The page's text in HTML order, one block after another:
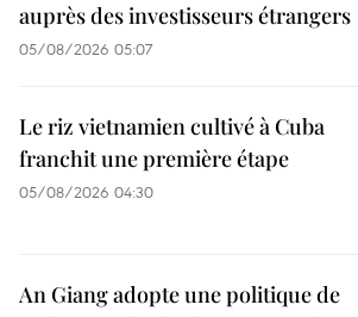
auprès des investisseurs étrangers
05/08/2026 05:07
Le riz vietnamien cultivé à Cuba
franchit une première étape
05/08/2026 04:30
An Giang adopte une politique de